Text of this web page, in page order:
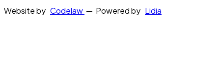
Website by Codelaw — Powered by Lidia